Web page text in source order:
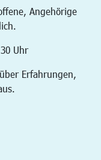
Angehörige
Uhr
Erfahrungen,